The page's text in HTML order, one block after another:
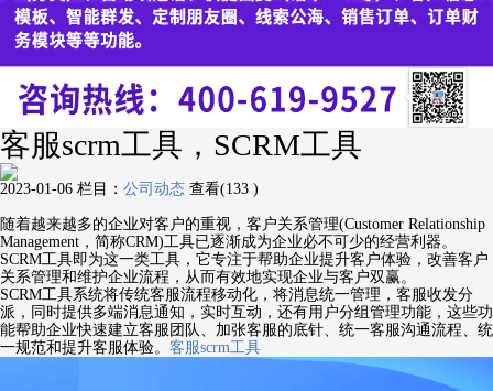
客服scrm工具，SCRM工具
2023-01-06 栏目： 公司动态 查看(133 )
随着越来越多的企业对客户的重视，客户关系管理(Customer Relationship
Management，简称CRM)工具已逐渐成为企业必不可少的经营利器。
SCRM工具即为这一类工具，它专注于帮助企业提升客户体验，改善客户
关系管理和维护企业流程，从而有效地实现企业与客户双赢。
SCRM工具系统将传统客服流程移动化，将消息统一管理，客服收发分
派，同时提供多端消息通知，实时互动，还有用户分组管理功能，这些功
能帮助企业快速建立客服团队、加张客服的底针、统一客服沟通流程、统
一规范和提升客服体验。 客服scrm工具